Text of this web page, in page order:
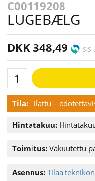
C00119208
LUGEBÆLG
DKK 348,49 SIS.
Tila: Tilattu –
Hintatakuu:
Toimitus: Vakuutettu
Asennus: Tilaa